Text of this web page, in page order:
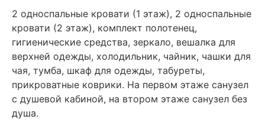
2 односпальные кровати (1 этаж), 2 односпальные
кровати (2 этаж), комплект полотенец,
гигиенические средства, зеркало, вешалка для
верхней одежды, холодильник, чайник, чашки для
чая, тумба, шкаф для одежды, табуреты,
прикроватные коврики. На первом этаже санузел
с душевой кабиной, на втором этаже санузел без
душа.